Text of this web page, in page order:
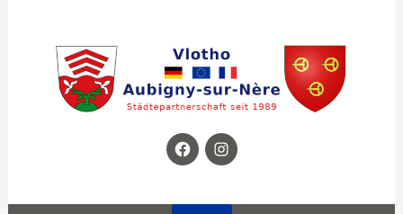
springen
Partnerschaftsverein Vlotho –
Homepage für die Städtepartnerschaft zwischen Vlotho in
Deutschland und Aubigny-sur-Nère in Frankreich
FacebookInstagram